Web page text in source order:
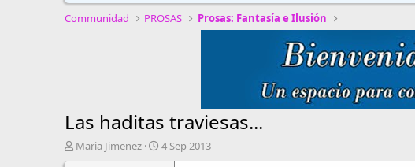
Communidad PROSAS Prosas: Fantasía e Ilusión
Las haditas traviesas...
A
u
Maria Jimenez
F
e
4 Sep 2013